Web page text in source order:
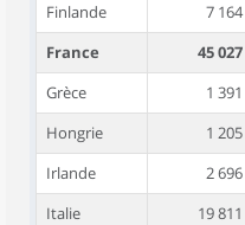
Finlande
7 164
France
45 027
Grèce
1 391
Hongrie
1 205
Irlande
2 696
Italie
19 811